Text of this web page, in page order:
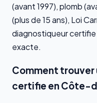
(avant 1997), plomb
(plus de 15 ans), Loi
diagnostiqueur
exacte.
Comment
certifie en Côte-